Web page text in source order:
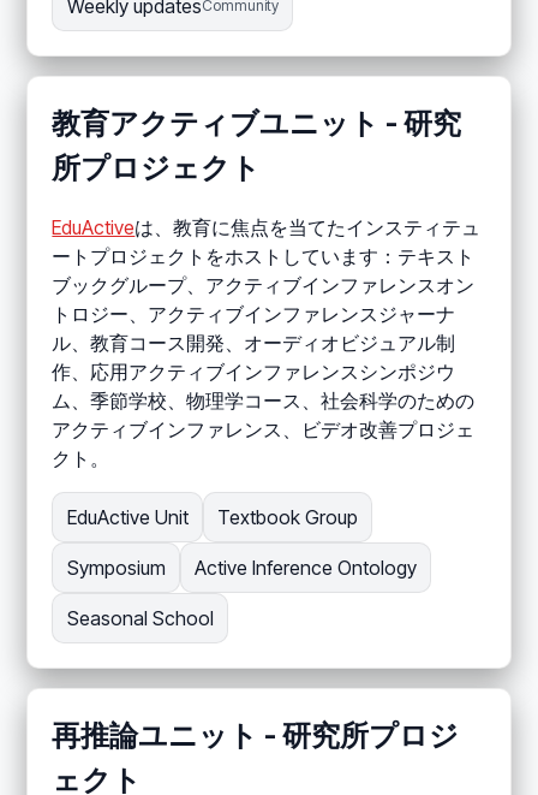
Weekly updatesCommunity
教育アクティブユニット - 研究
所プロジェクト
EduActiveは、教育に焦点を当てたインスティテュ
ートプロジェクトをホストしています：テキスト
ブックグループ、アクティブインファレンスオン
トロジー、アクティブインファレンスジャーナ
ル、教育コース開発、オーディオビジュアル制
作、応用アクティブインファレンスシンポジウ
ム、季節学校、物理学コース、社会科学のための
アクティブインファレンス、ビデオ改善プロジェ
クト。
EduActive Unit Textbook Group
Symposium Active Inference Ontology
Seasonal School
再推論ユニット - 研究所プロジ
ェクト